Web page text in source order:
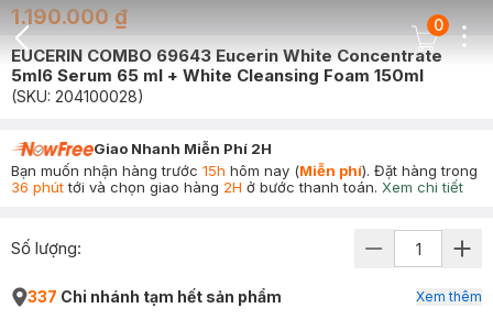
Back Icon
Cart Icon
0
1.190.000 ₫
EUCERIN COMBO 69643 Eucerin White Concentrate
5ml6 Serum 65 ml + White Cleansing Foam 150ml
(SKU: 204100028)
Giao Nhanh Miễn Phí 2H
Bạn muốn nhận hàng trước 15h hôm nay (Miễn phí). Đặt hàng trong
36 phúttới và chọn giao hàng 2H ở bước thanh toán. Xem chi tiết
Số lượng:
337 Chi nhánh tạm hết sản phẩm Xem thêm